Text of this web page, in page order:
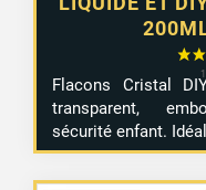
Flacons Cristal
transparent,
sécurité enfant.